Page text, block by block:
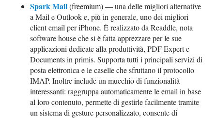
Spark Mail(freemium) — una delle migliori alternative
a Mail e Outlook e, più in generale, uno dei migliori
client email per iPhone. È realizzato da Readdle, nota
software house che si è fatta apprezzare per le sue
applicazioni dedicate alla produttività, PDF Expert e
Documents in primis. Supporta tutti i principali servizi di
posta elettronica e le caselle che sfruttano il protocollo
IMAP. Inoltre include un mucchio di funzionalità
interessanti: raggruppa automaticamente le email in base
al loro contenuto, permette di gestirle facilmente tramite
un sistema di gesture personalizzato, consente di